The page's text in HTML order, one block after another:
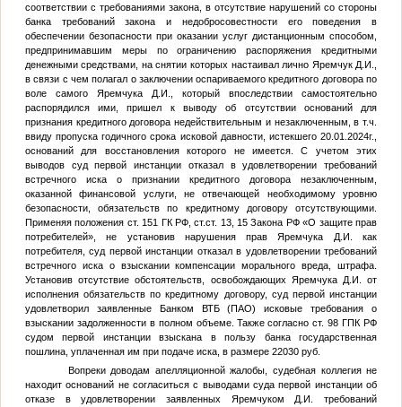
соответствии с требованиями закона, в отсутствие нарушений со стороны
банка требований закона и недобросовестности его поведения в
обеспечении безопасности при оказании услуг дистанционным способом,
предпринимавшим меры по ограничению распоряжения кредитными
денежными средствами, на снятии которых настаивал лично Яремчук Д.И.,
в связи с чем полагал о заключении оспариваемого кредитного договора по
воле самого Яремчука Д.И., который впоследствии самостоятельно
распорядился ими, пришел к выводу об отсутствии оснований для
признания кредитного договора недействительным и незаключенным, в т.ч.
ввиду пропуска годичного срока исковой давности, истекшего 20.01.2024г.,
оснований для восстановления которого не имеется. С учетом этих
выводов суд первой инстанции отказал в удовлетворении требований
встречного иска о признании кредитного договора незаключенным,
оказанной финансовой услуги, не отвечающей необходимому уровню
безопасности, обязательств по кредитному договору отсутствующими.
Применяя положения ст. 151 ГК РФ, ст.ст. 13, 15 Закона РФ «О защите прав
потребителей», не установив нарушения прав Яремчука Д.И. как
потребителя, суд первой инстанции отказал в удовлетворении требований
встречного иска о взыскании компенсации морального вреда, штрафа.
Установив отсутствие обстоятельств, освобождающих Яремчука Д.И. от
исполнения обязательств по кредитному договору, суд первой инстанции
удовлетворил заявленные Банком ВТБ (ПАО) исковые требования о
взыскании задолженности в полном объеме. Также согласно ст. 98 ГПК РФ
судом первой инстанции взыскана в пользу банка государственная
пошлина, уплаченная им при подаче иска, в размере 22030 руб.
Вопреки доводам апелляционной жалобы, судебная коллегия не
находит оснований не согласиться с выводами суда первой инстанции об
отказе в удовлетворении заявленных Яремчуком Д.И. требований